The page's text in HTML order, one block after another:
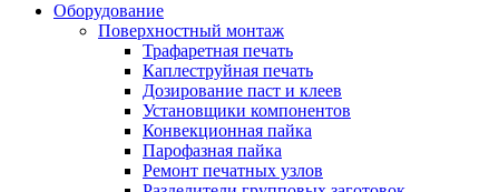
Оборудование
Поверхностный монтаж
Трафаретная печать
Каплеструйная печать
Дозирование паст и клеев
Установщики компонентов
Конвекционная пайка
Парофазная пайка
Ремонт печатных узлов